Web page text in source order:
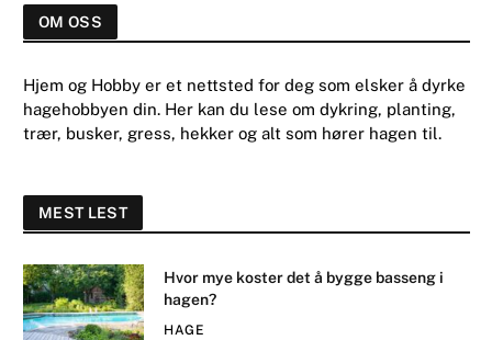
OM OSS
Hjem og Hobby er et nettsted for deg som elsker å dyrke
hagehobbyen din. Her kan du lese om dykring, planting,
trær, busker, gress, hekker og alt som hører hagen til.
MEST LEST
Hvor mye koster det å bygge basseng i
hagen?
HAGE